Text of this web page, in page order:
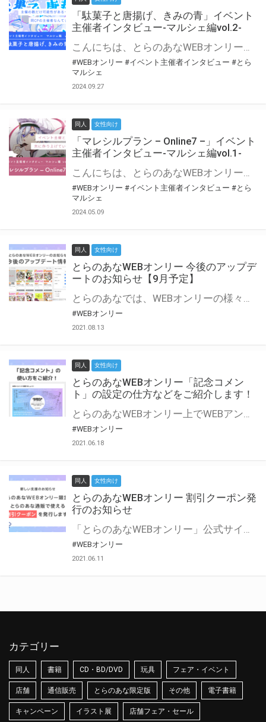
「駄菓子と唐揚げ、きみの青」イベント
主催者インタビュー-マルシェ編vol.2-
こんにちは、とらのあなWEBオンリー運営スタッフです。 新たにお届けする、イベント主催者インタビュー-マルシェ編-は、 とらのあなWEBオンリー「マルシェ」をご利用の主催様に 「マルシェ」を使ってイベントを開催した感想や心がけをお聞きする企画です。 今回は、WEBオンリー初開催「駄菓子と唐揚げ、きみの青」より、 主催のぎこ六屋様にお話を伺いました。 協力：ぎこ六屋様／イベント公式Twitter（@krkgwks） とらのあなWEBオンリー「マルシェ」とは？ WEBオンリーでリアルタイムでコミュニケーションがとれるオンライン会場です。
#WEBオンリー #イベント主催者インタビュー #とら
マルシェ
2024.09.27
同人 女性向け
「マレシルプラン – Online7 –」イベント
主催者インタビュー-マルシェ編vol.1-
こんにちは、とらのあなWEBオンリー運営スタッフです。 新たにお届けする、イベント主催者インタビュー-マルシェ編-は、 とらのあなWEBオンリー「マルシェ」をご利用した主催様に 「マルシェ」を使って開催した感想や心がけをお聞きする企画です。 今回は、WEBオンリー開催7回目迎えた「マレシルプラン – Online7 –」より、 主催の玉川うた様にお話を伺いました。 ▼マレシルプランのインタビュー前回記事 「イベント主催者インタビュー vol.6」はこちら 協力：玉川うた様（マレシルプラン実行委員会 代表）／イベント公式Twitter（@mallesil_plan） とらのあなWEBオンリー「マルシェ」とは？ WEBオンリーでリアルタイムでコミュニケーションがとれるオンライン会場です。
#WEBオンリー #イベント主催者インタビュー #とら
マルシェ
2024.05.09
同人 女性向け
とらのあなWEBオンリー 今後のアップデ
ートのお知らせ【9月予定】
とらのあなでは、WEBオンリーの様々な支援を実施しています。 今回は2021年9月に実装を予定しているアップデート情報についてご紹介いたします。 とらのあなWEBオンリーサイトはこちら
#WEBオンリー
2021.08.13
同人 女性向け
とらのあなWEBオンリー「記念コメン
ト」の設定の仕方などをご紹介します！
とらのあなWEBオンリー上でWEBアンソロジーが作成できる「記念コメント」について、その使い方や作成手順を解説します！ 支援タイプを「サークル参加型」「サークル参加型・マルシェ(イベント会場)機能付き」でお申し込みいただいている主催者様はぜひご活用ください♪ とらのあなWEBオンリーサイトはこちら
#WEBオンリー
2021.06.18
同人 女性向け
とらのあなWEBオンリー 割引クーポン発
行のお知らせ
「とらのあなWEBオンリー」公式サイトでとらのあな通販の「割引クーポン」を配布中！ イベントごとに開催当日限定で使える割引クーポンのシリアルコードを発行します。 とらのあなWEBオンリーのページをチェックして、イベント当日にお得にお買い物を楽しみましょう♪ ※本キャンペーンは予告なく終了する場合がございます。 とらのあなWEBオンリーサイトはこちら
#WEBオンリー
2021.06.11
カテゴリー
同人 書籍 CD・BD/DVD 玩具 フェア・イベント
店舗 通信販売 とらのあな限定版 その他 電子書籍
キャンペーン イラスト展 店舗フェア・セール